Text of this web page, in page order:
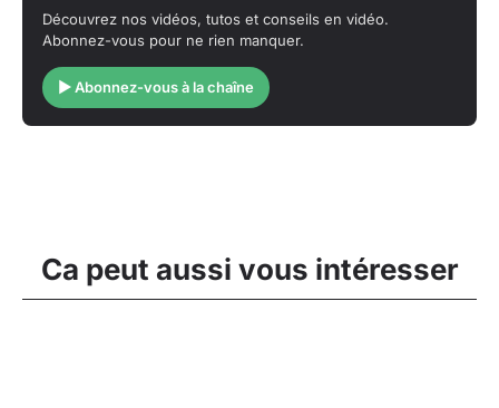
Découvrez nos vidéos, tutos et conseils en vidéo.
Abonnez-vous pour ne rien manquer.
▶ Abonnez-vous à la chaîne
Ca peut aussi vous intéresser